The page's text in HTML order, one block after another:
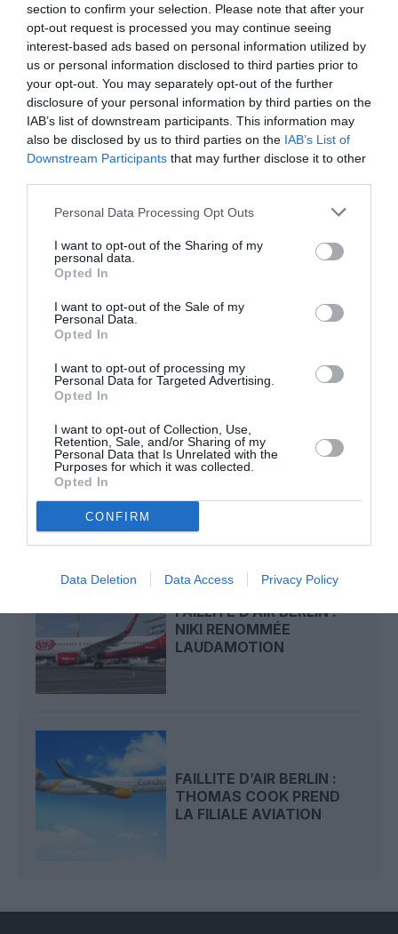
section to confirm your selection. Please note that after your
opt-out request is processed you may continue seeing
interest-based ads based on personal information utilized by
us or personal information disclosed to third parties prior to
your opt-out. You may separately opt-out of the further
disclosure of your personal information by third parties on the
IAB’s list of downstream participants. This information may
also be disclosed by us to third parties on the IAB’s List of
Downstream Participants that may further disclose it to other
Personal Data Processing Opt Outs
I want to opt-out of the Sharing of my
personal data.
Opted In
I want to opt-out of the Sale of my
Personal Data.
Opted In
I want to opt-out of processing my
Personal Data for Targeted Advertising.
Opted In
I want to opt-out of Collection, Use,
Retention, Sale, and/or Sharing of my
Personal Data that Is Unrelated with the
Purposes for which it was collected.
Opted In
CONFIRM
Data Deletion Data Access Privacy Policy
DERNIERS COMMENTAIRES
Badissi novembri
Ryanair au Maroc : un programme hivernal record pour
relier le Royaume à 14 pays européens
Coppolaa commenté l'article :
de prison et interdiction de séjour en Thaïlande
LIRE AUSSI
FAILLITE D’AIR BERLIN :
ETIHAD DEVRA PAYER 2
FAILLITE D’AIR BERLIN :
NIKI RENOMMÉE
LAUDAMOTION
FAILLITE D’AIR BERLIN :
THOMAS COOK PREND
LA FILIALE AVIATION